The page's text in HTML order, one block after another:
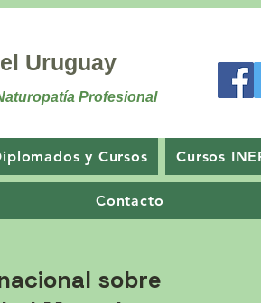
Uruguay
Profesional
y Cursos Cursos
Contacto
sobre